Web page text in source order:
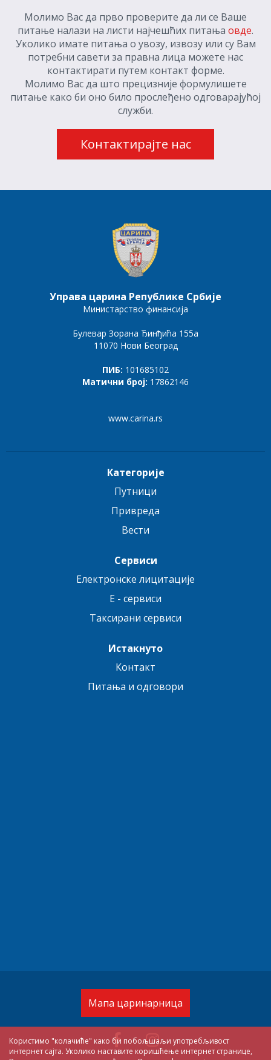
Користимо "колачиће" како би побољшаљи употребљивост
интернет сајта. Уколико наставите коришћење интернет странице,
Молимо Вас да прво проверите да ли се Ваше
питање налази на листи најчешћих питања овде.
Уколико имате питања о увозу, извозу или су Вам
потребни савети за правна лица можете нас
контактирати путем контакт форме.
Молимо Вас да што прецизније формулишете
питање како би оно било прослеђено одговарајућој
служби.
Контактирајте нас
Управа царина Републике Србије
Министарство финансија
Булевар Зорана Ђинђића 155а
11070 Нови Београд
ПИБ: 101685102
Матични број: 17862146
www.carina.rs
Категорије
Путници
Привреда
Вести
Сервиси
Електронске лицитације
E - сервиси
Таксирани сервиси
Истакнуто
Контакт
Питања и одговори
Мапа царинарница